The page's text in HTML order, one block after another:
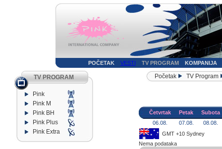
POČETAK VESTI TV PROGRAM KOMPANIJA
TV PROGRAM
Pink
Pink M
Pink BH
Pink Plus
Pink Extra
Početak TV Program
Četvrtak Petak
Subota
06.08.
07.08.
08.08.
GMT +10 Sydney
Nema podataka